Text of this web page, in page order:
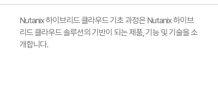
Nutanix 하이브리드 클라우드 기초 과정은 Nutanix 하이브
리드 클라우드 솔루션의 기반이 되는 제품, 기능 및 기술을 소
개합니다.